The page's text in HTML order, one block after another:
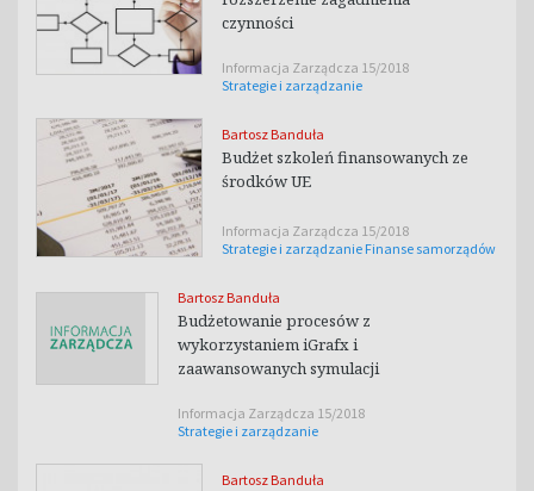
czynności
Informacja Zarządcza 15/2018
Strategie i zarządzanie
Bartosz Banduła
Budżet szkoleń finansowanych ze
środków UE
Informacja Zarządcza 15/2018
Strategie i zarządzanie Finanse samorządów
Bartosz Banduła
Budżetowanie procesów z
wykorzystaniem iGrafx i
zaawansowanych symulacji
Informacja Zarządcza 15/2018
Strategie i zarządzanie
Bartosz Banduła